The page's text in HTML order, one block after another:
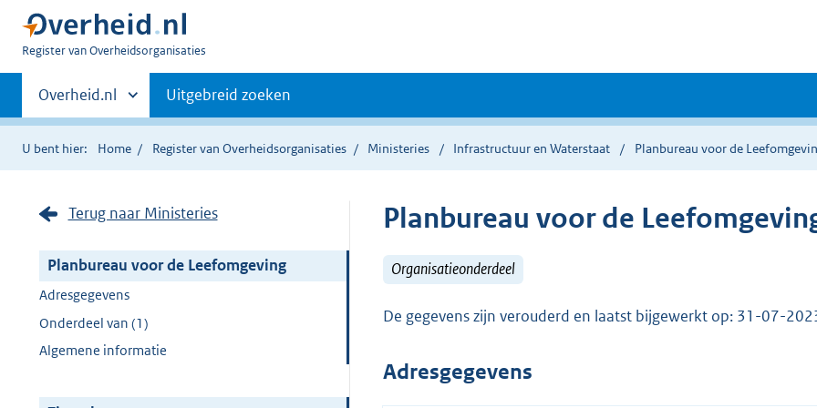
U
Register van Overheidsorganisaties
Primaire
navigatie
Andere
sites
binnen
Overheid.nl Uitgebreid zoeken
U bent hier: Home Register van Overheidsorganisaties Ministeries Infrastructuur en Waterstaat Planbureau voor de
Terug naar Ministeries
Planbureau voor de Leefomgeving
Adresgegevens
Onderdeel van (1)
Algemene informatie
Planbureau voor de
Organisatieonderdeel
De gegevens zijn verouderd en laatst bijgewerkt op: 31-07-
Adresgegevens